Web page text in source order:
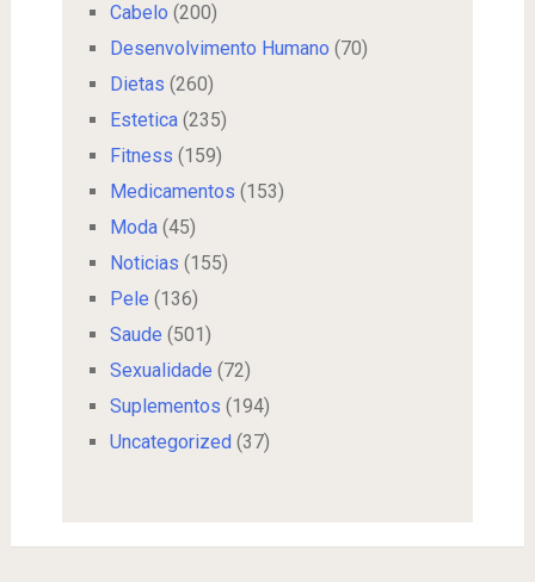
Cabelo (200)
Desenvolvimento Humano (70)
Dietas (260)
Estetica(235)
Fitness (159)
Medicamentos (153)
Moda(45)
Noticias (155)
Pele (136)
Saude (501)
Sexualidade (72)
Suplementos (194)
Uncategorized (37)